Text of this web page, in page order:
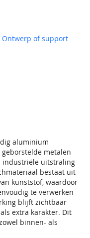
aluminium
metalen
industriële uitstraling
bestaat uit
kunststof, waardoor
te verwerken
blijft zichtbaar
extra karakter. Dit
binnen- als
Ontwerp of support